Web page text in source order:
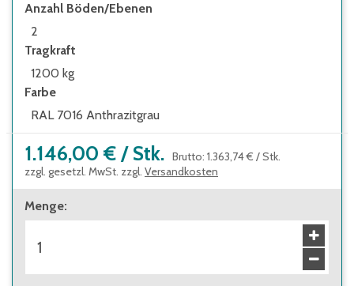
Anzahl Böden/Ebenen
2
Tragkraft
1200 kg
Farbe
RAL 7016 Anthrazitgrau
1.146,00 € / Stk. Brutto: 1.363,74 € /Stk.
zzgl. gesetzl. MwSt. zzgl. Versandkosten
Menge: